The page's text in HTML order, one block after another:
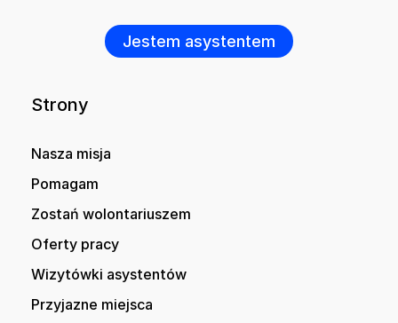
Jestem asystentem
Strony
Nasza misja
Pomagam
Zostań wolontariuszem
Oferty pracy
Wizytówki asystentów
Przyjazne miejsca